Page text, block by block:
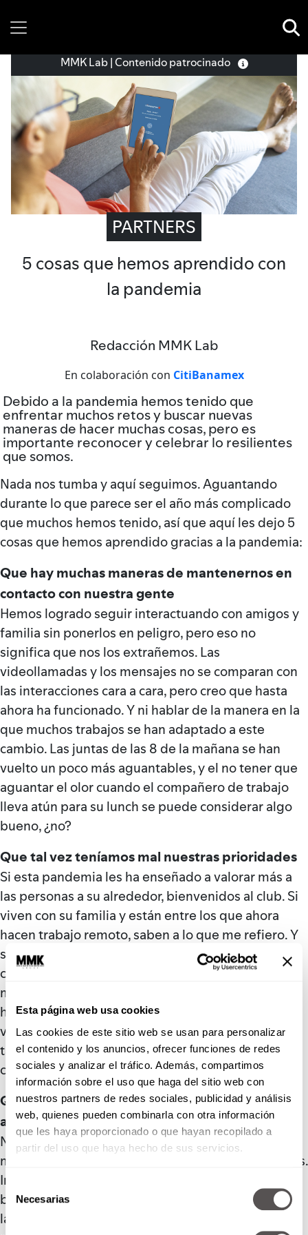
Esta página web usa cookies
Las cookies de este sitio web se usan para personalizar
el contenido y los anuncios, ofrecer funciones de redes
sociales y analizar el tráfico. Además, compartimos
información sobre el uso que haga del sitio web con
nuestros partners de redes sociales, publicidad y análisis
web, quienes pueden combinarla con otra información
que les haya proporcionado o que hayan recopilado a
partir del uso que haya hecho de sus servicios.
Selección
de
consentimiento
Necesarias
MMK Lab | Contenido patrocinado
PARTNERS
5 cosas que hemos aprendido con
la pandemia
Redacción MMK Lab
En colaboración con CitiBanamex
Debido a la pandemia hemos tenido que
enfrentar muchos retos y buscar nuevas
maneras de hacer muchas cosas, pero es
importante reconocer y celebrar lo resilientes
que somos.
Nada nos tumba y aquí seguimos. Aguantando
durante lo que parece ser el año más complicado
que muchos hemos tenido, así que aquí les dejo 5
cosas que hemos aprendido gracias a la pandemia:
Que hay muchas maneras de mantenernos en
contacto con nuestra gente
Hemos logrado seguir interactuando con amigos y
familia sin ponerlos en peligro, pero eso no
significa que nos los extrañemos. Las
videollamadas y los mensajes no se comparan con
las interacciones cara a cara, pero creo que hasta
ahora ha funcionado. Y ni hablar de la manera en la
que muchos trabajos se han adaptado a este
cambio. Las juntas de las 8 de la mañana se han
vuelto un poco más aguantables, y el no tener que
aguantar el olor cuando el compañero de trabajo
lleva atún para su lunch se puede considerar algo
bueno, ¿no?
Que tal vez teníamos mal nuestras prioridades
Si esta pandemia les ha enseñado a valorar más a
las personas a su alrededor, bienvenidos al club. Si
viven con su familia y están entre los que ahora
hacen trabajo remoto, saben a lo que me refiero. Y
si viven con amigos, seguro han aprendido a
compartir el espacio y se han conocido mucho
mejor. Estar juntos todo el día todos los días nos ha
hecho apreciar mucho más a las personas que tal
vez veíamos de pasada o a las que ya estábamos
tan acostumbrados que ni siquiera apreciábamos
como se debe.
Que una ida al súper puede ser toda una
aventura
Nuestras salidas están súper restringidas y en
muchos casos ir al súper es la única vez que salimos.
Ir al súper implica llevar el equipo de protección
básico, cargar con nuestro desinfectante a todos
lados y aventurarnos al mundo exterior. Así que